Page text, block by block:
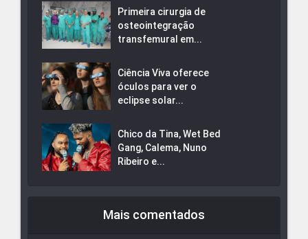
Primeira cirurgia de
osteointegração
transfemural em...
Ciência Viva oferece
óculos para ver o
eclipse solar...
Chico da Tina, Wet Bed
Gang, Calema, Nuno
Ribeiro e...
Mais comentados